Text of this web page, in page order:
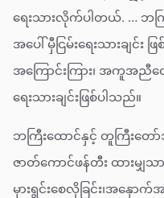
ရေးသားလိုက်ပါတယ်. … ဘက
အပေါ် မှီငြမ်းရေးသားချင်း
အကြောင်းကြား၊ အကူအညီ
ရေးသားချင်းဖြစ်ပါသည်။
ဘကြီးထောင်နှင့် တူကြီးတော်
ဇာတ်ကောင်ဖန်တီး ထားမျှသ
မှားရွင်းစေလိုခြင်း၊အနှော